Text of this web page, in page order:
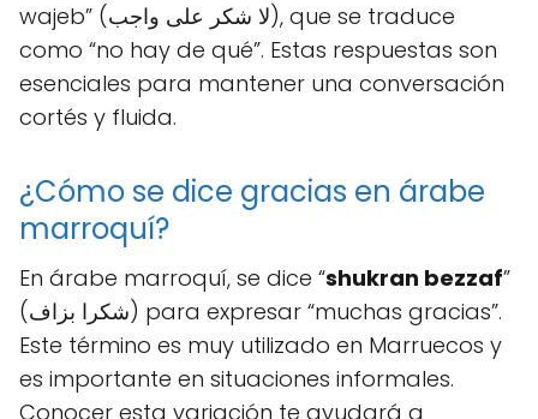
wajeb” (لا شكر على واجب), que se traduce
como “no hay de qué”. Estas respuestas son
esenciales para mantener una conversación
cortés y fluida.
¿Cómo se dice gracias en árabe
marroquí?
En árabe marroquí, se dice “shukran bezzaf”
(شكرا بزاف) para expresar “muchas gracias”.
Este término es muy utilizado en Marruecos y
es importante en situaciones informales.
Conocer esta variación te ayudará a